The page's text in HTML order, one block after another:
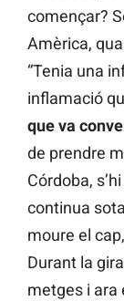
començar?
Amèrica,
“Tenia una
inflamació
que va
de prendre
Córdoba,
continua
moure el
Durant la
metges i ara